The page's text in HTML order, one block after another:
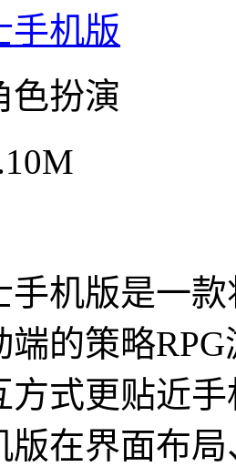
手机版
色扮演
手机版是一
端的策略
方式更贴近
版在界面布